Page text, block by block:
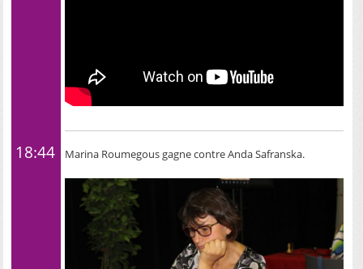
18:44 Marina Roumegous gagne contre Anda Safranska.